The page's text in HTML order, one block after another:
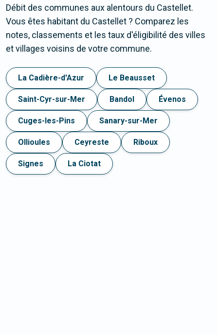
Débit des communes aux alentours du Castellet.
Vous êtes habitant du Castellet ? Comparez les
notes, classements et les taux d'éligibilité des villes
et villages voisins de votre commune.
La Cadière-d'Azur Le Beausset
Saint-Cyr-sur-Mer Bandol Évenos
Cuges-les-Pins Sanary-sur-Mer
Ollioules Ceyreste Riboux
Signes La Ciotat